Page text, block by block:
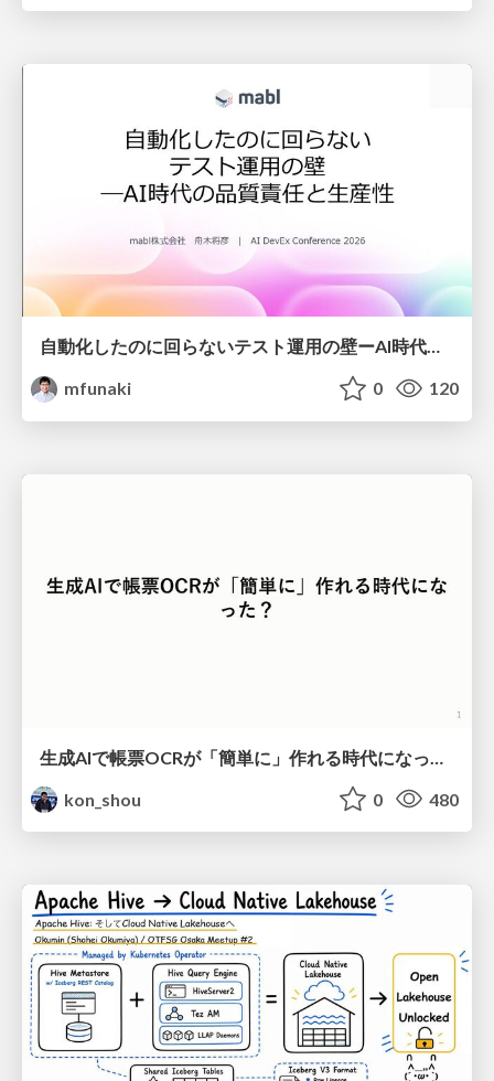
自動化したのに回らないテスト運用の壁ーAI時代の品質責任と生産性
mfunaki
0 120
kon_shou
0 480